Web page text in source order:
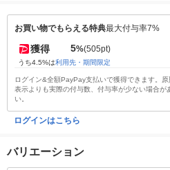
お買い物でもらえる特典最大付与率7%
獲得 5%(505pt)
うち4.5%は利用先・期間限定
ログイン&全額PayPay支払いで獲得できます。
表示よりも実際の付与数、付与率が少ない場合が
い。
ログインはこちら
バリエーション